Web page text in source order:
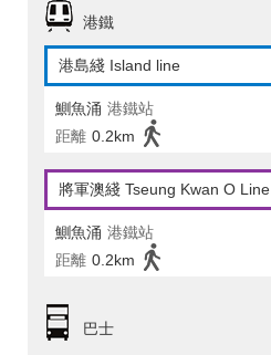
港鐵
港島綫 Island line
鰂魚涌 港鐵站
距離 0.2km
將軍澳綫 Tseung Kwan O Line
鰂魚涌 港鐵站
距離 0.2km
巴士